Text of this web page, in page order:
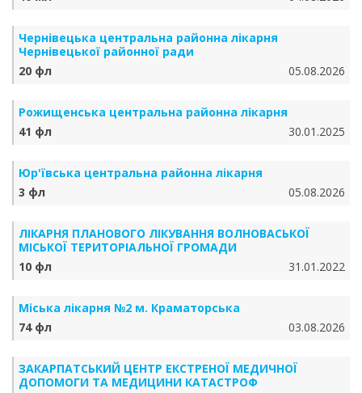
Чернівецька центральна районна лікарня
Чернівецької районної ради
20 фл
05.08.2026
Рожищенська центральна районна лікарня
41 фл
30.01.2025
Юр'ївська центральна районна лікарня
3 фл
05.08.2026
ЛІКАРНЯ ПЛАНОВОГО ЛІКУВАННЯ ВОЛНОВАСЬКОЇ
МІСЬКОЇ ТЕРИТОРІАЛЬНОЇ ГРОМАДИ
10 фл
31.01.2022
Міська лікарня №2 м. Краматорська
74 фл
03.08.2026
ЗАКАРПАТСЬКИЙ ЦЕНТР ЕКСТРЕНОЇ МЕДИЧНОЇ
ДОПОМОГИ ТА МЕДИЦИНИ КАТАСТРОФ